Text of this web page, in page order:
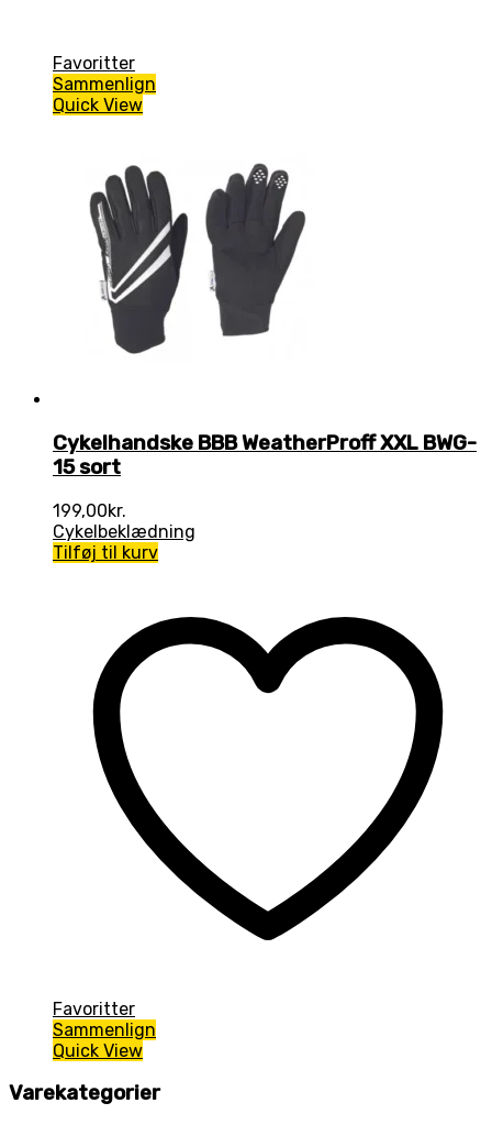
Favoritter
Sammenlign
Quick View
Cykelhandske BBB WeatherProff XXL BWG-
15 sort
199,00kr.
Cykelbeklædning
Tilføj til kurv
Favoritter
Sammenlign
Quick View
Varekategorier